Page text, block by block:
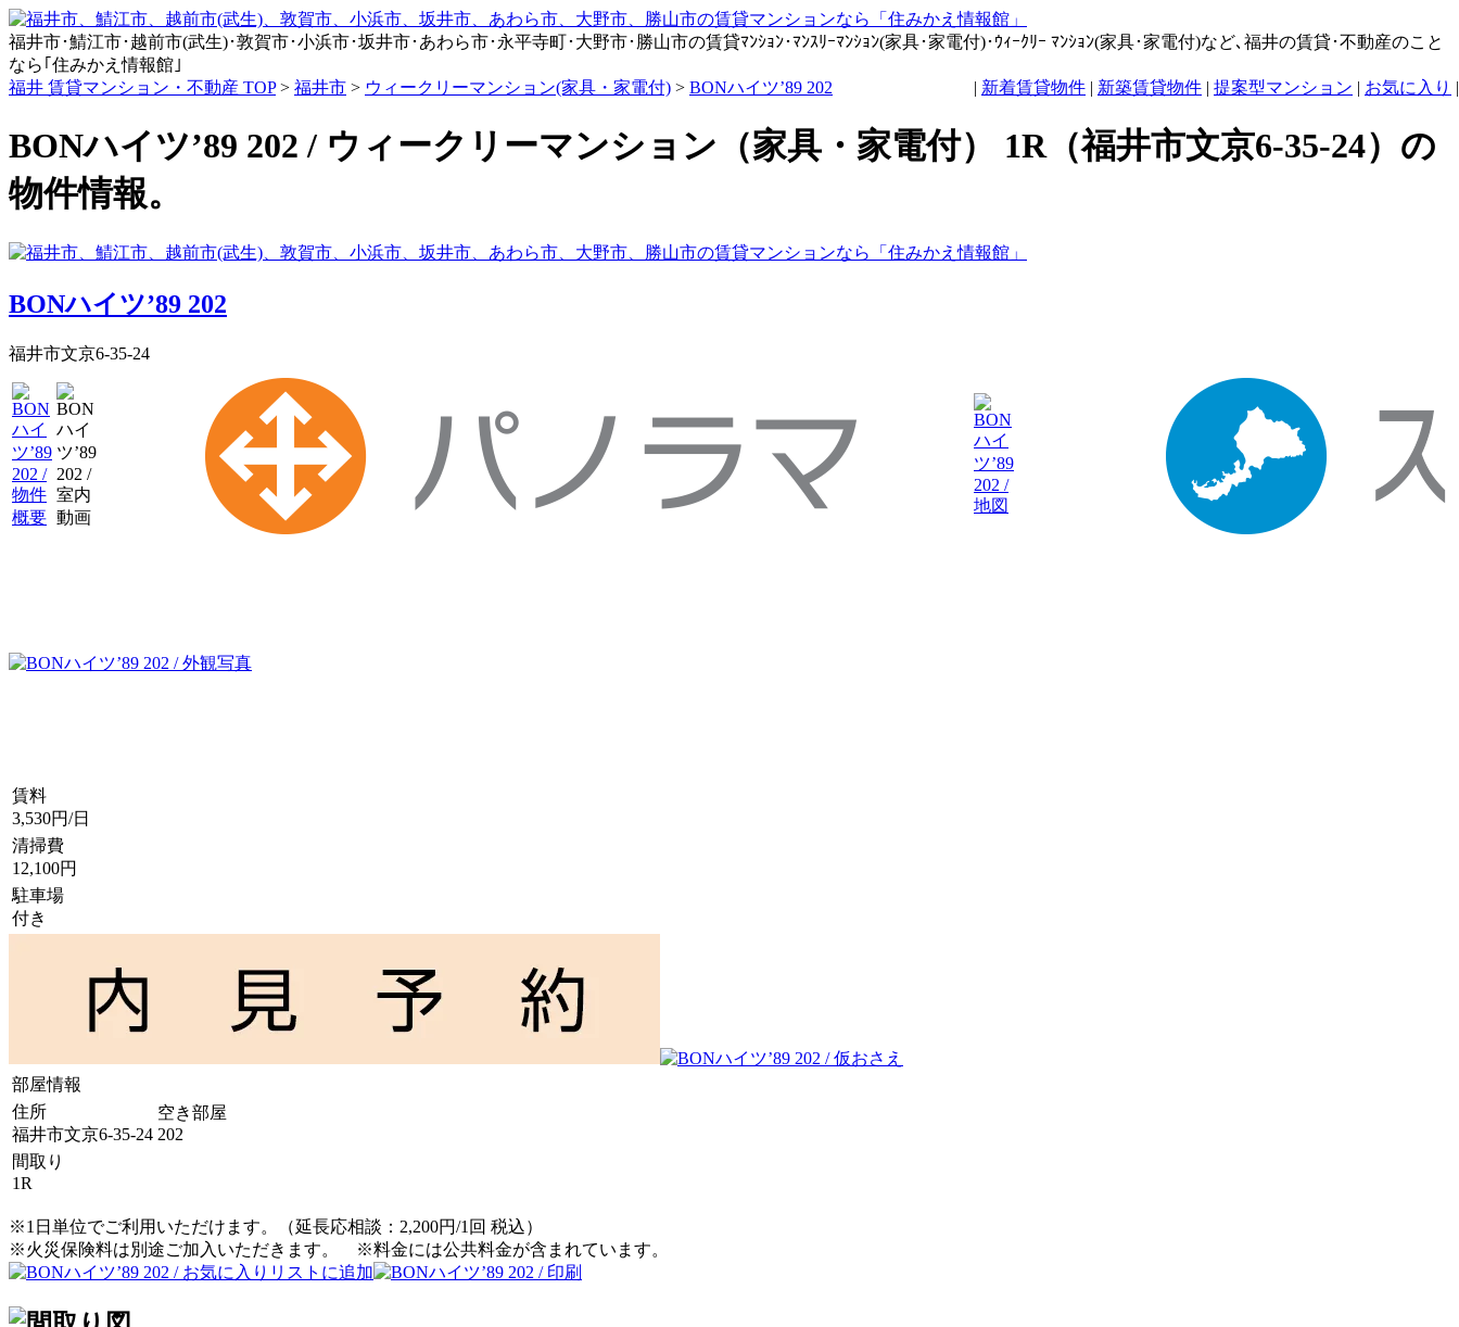
福井市･鯖江市･越前市(武生)･敦賀市･小浜市･坂井市･あわら市･永平寺町･大野市･勝山市の賃貸ﾏﾝｼｮﾝ･ﾏﾝｽﾘｰﾏﾝｼｮﾝ(家具･家電付)･ｳｨｰｸﾘｰ ﾏﾝｼｮﾝ(家具･家電付)など､福井の賃貸･不動産のこと
なら｢住みかえ情報館｣
| 新着賃貸物件 | 新築賃貸物件 | 提案型マンション | お気に入り |
福井 賃貸マンション・不動産 TOP> 福井市 > ウィークリーマンション(家具・家電付) > BONハイツ’89 202
BONハイツ’89 202 / ウィークリーマンション（家具・家電付） 1R（福井市文京6-35-24）の
物件情報。
BONハイツ’89 202
福井市文京6-35-24
賃料
3,530円/日
清掃費
12,100円
駐車場
付き
部屋情報
住所
福井市文京6-35-24
空き部屋
202
間取り
1R
※1日単位でご利用いただけます。（延長応相談：2,200円/1回 税込）
※火災保険料は別途ご加入いただきます。 ※料金には公共料金が含まれています。